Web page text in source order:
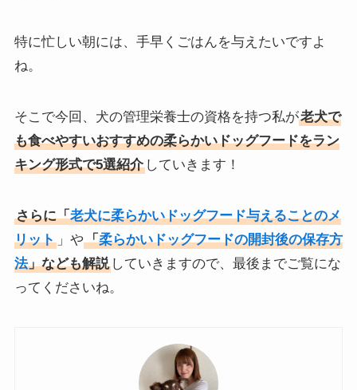
特に忙しい朝には、手早くごはんを与えたいですよ
ね。
そこで今回、犬の管理栄養士の資格を持つ私が老犬で
も食べやすいおすすめの柔らかいドッグフードをラン
キング形式で5選紹介していきます！
さらに「老犬に柔らかいドッグフード与えることのメ
リット」や「柔らかいドッグフードの開封後の保存方
法」なども解説していきますので、最後までご覧にな
ってくださいね。